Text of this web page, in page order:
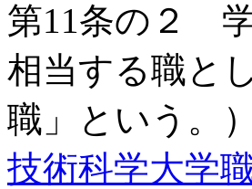
第11条の２
相当する職と
職」という。
技術科学大学